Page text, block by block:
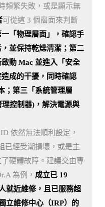
頻繁失敗，或是顯示無
可從這 3 個層面來判斷
一「物理層面」，確認手
並保持乾燥清潔；第二
啟動 Mac 並進入「安全
成的干擾，同時確認
；第三「系統管理層
控制器)，解決電源與
依然無法順利設定，
已經受潮損壞，或是主
硬體故障。建議交由專
為例， 成立已 19
就近維修，且已服務超
立維修中心（IRP）的